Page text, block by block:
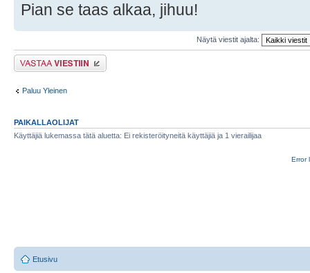
Pian se taas alkaa, jihuu!
Näytä viestit ajalta:
Lähetä vastaus
Paluu Yleinen
PAIKALLAOLIJAT
Käyttäjiä lukemassa tätä aluetta: Ei rekisteröityneitä käyttäjiä ja 1 vierailijaa
Error
Etusivu